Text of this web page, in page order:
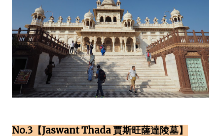
No.3【Jaswant Thada 賈斯旺薩達陵墓】